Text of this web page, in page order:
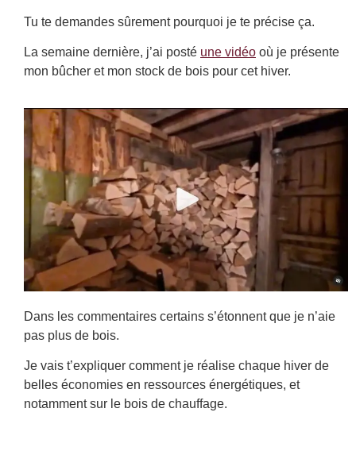
Tu te demandes sûrement pourquoi je te précise ça.
La semaine dernière, j’ai posté une vidéo où je présente
mon bûcher et mon stock de bois pour cet hiver.
Dans les commentaires certains s’étonnent que je n’aie
pas plus de bois.
Je vais t’expliquer comment je réalise chaque hiver de
belles économies en ressources énergétiques, et
notamment sur le bois de chauffage.